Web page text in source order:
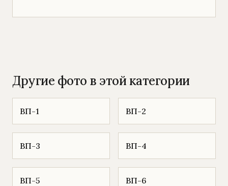
Другие фото в этой категории
ВП-1 ВП-2
ВП-3 ВП-4
ВП-5 ВП-6